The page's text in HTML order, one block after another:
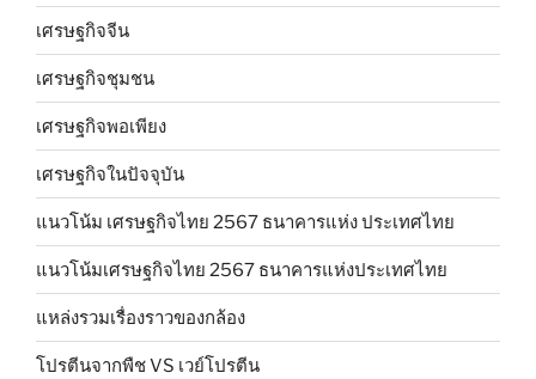
เศรษฐกิจจีน
เศรษฐกิจชุมชน
เศรษฐกิจพอเพียง
เศรษฐกิจในปัจจุบัน
แนวโน้ม เศรษฐกิจไทย 2567 ธนาคารแห่ง ประเทศไทย
แนวโน้มเศรษฐกิจไทย 2567 ธนาคารแห่งประเทศไทย
แหล่งรวมเรื่องราวของกล้อง
โปรตีนจากพืช VS เวย์โปรตีน